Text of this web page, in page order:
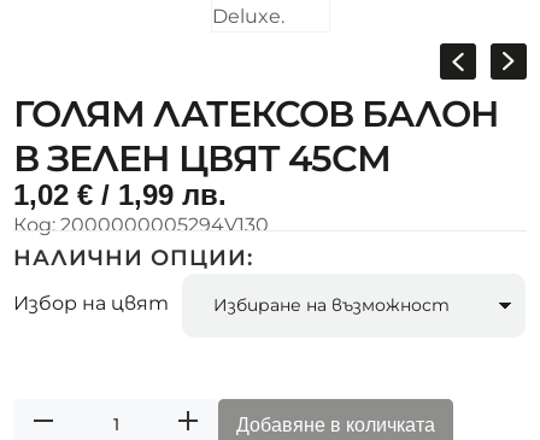
ГОЛЯМ ЛАТЕКСОВ БАЛОН
В ЗЕЛЕН ЦВЯТ 45СМ
1,02€ / 1,99 лв.
Код: 2000000005294V130
НАЛИЧНИ ОПЦИИ:
Избор на цвят
Добавяне в количката